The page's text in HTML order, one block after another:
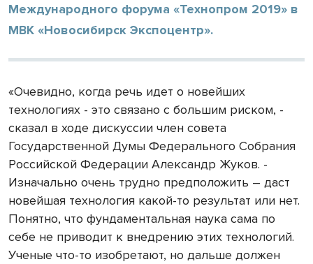
Международного форума «Технопром 2019» в
МВК «Новосибирск Экспоцентр».
«Очевидно, когда речь идет о новейших
технологиях - это связано с большим риском, -
сказал в ходе дискуссии член совета
Государственной Думы Федерального Собрания
Российской Федерации Александр Жуков. -
Изначально очень трудно предположить – даст
новейшая технология какой-то результат или нет.
Понятно, что фундаментальная наука сама по
себе не приводит к внедрению этих технологий.
Ученые что-то изобретают, но дальше должен